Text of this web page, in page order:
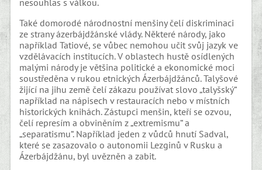
nesouhlas s válkou.
Také domorodé národnostní menšiny čelí diskriminaci
ze strany ázerbájdžánské vlády. Některé národy, jako
například Tatiové, se vůbec nemohou učit svůj jazyk ve
vzdělávacích institucích. V oblastech hustě osídlených
malými národy je většina politické a ekonomické moci
soustředěna v rukou etnických Ázerbájdžánců. Talyšové
žijící na jihu země čelí zákazu používat slovo „talyšský“
například na nápisech v restauracích nebo v místních
historických knihách. Zástupci menšin, kteří se ozvou,
čelí represím a obviněním z „extremismu“ a
„separatismu“. Například jeden z vůdců hnutí Sadval,
které se zasazovalo o autonomii Lezginů v Rusku a
Ázerbájdžánu, byl uvězněn a zabit.